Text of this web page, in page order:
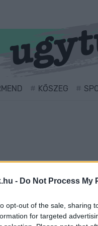
- Do Not Process My
opt-out of the sale, sharing
for targeted
KŐSZEG
ellátva.